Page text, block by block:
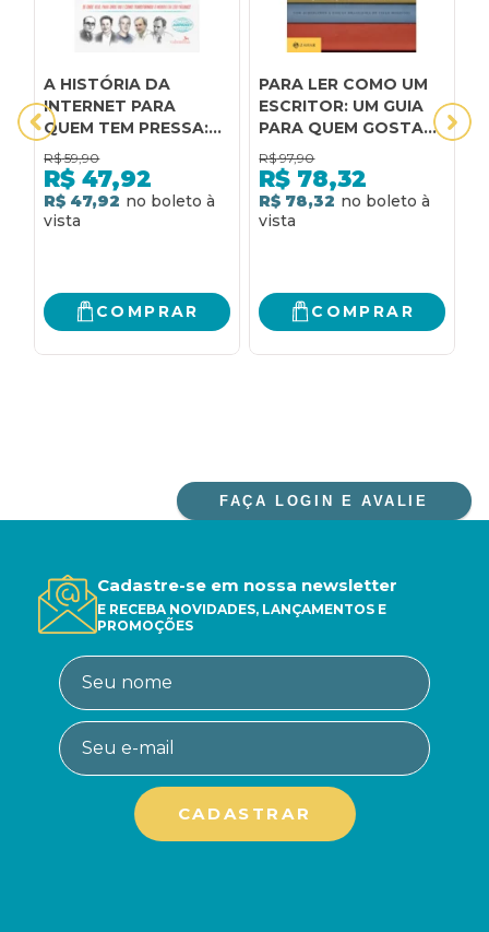
A HISTÓRIA DA
INTERNET PARA
QUEM TEM PRESSA:
DE ONDE VEIO, PARA
ONDE VAI E COMO
TRANSFORMOU O
MUNDO EM 200
R$ 59,90
R$ 47,92
R$ 47,92
COMPRAR
PARA LER COMO UM
ESCRITOR: UM GUIA
PARA QUEM GOSTA
DE LIVROS E PARA
QUEM QUER
ESCREVÊ-LOS
R$ 97,90
R$ 78,32
R$ 78,32
COMPRAR
FAÇA LOGIN E AVALIE
Cadastre-se em nossa newsletter
E RECEBA NOVIDADES, LANÇAMENTOS E
PROMOÇÕES